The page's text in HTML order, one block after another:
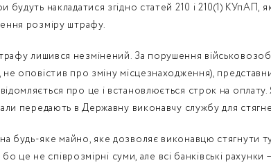
будуть накладатися згідно статей 210 і 210(1) КУпАП,
розміру штрафу.
лишився незмінений. За порушення
оповістив про зміну місцезнаходження),
про це і встановлюється строк на
передають в Державну виконавчу службу для
будь-яке майно, яке дозволяє виконавцю стягнути
це не співрозмірні суми, але всі банківські